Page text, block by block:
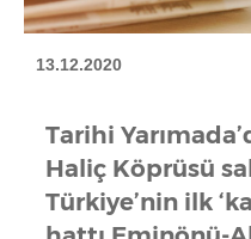
13.12.2020
Tarihi
Haliç Köprüsü
Türkiye’nin ilk